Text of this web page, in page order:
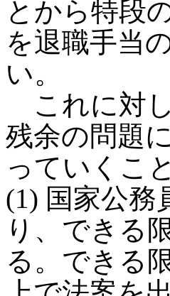
とから特段
を退職手当
い。
これに対
残余の問題
っていくこ
(1) 国家公務
り、できる
る。できる